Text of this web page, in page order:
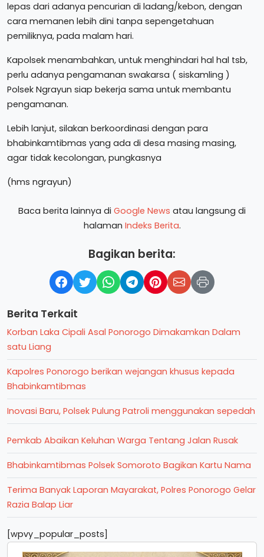
lepas dari adanya pencurian di ladang/kebon, dengan
cara memanen lebih dini tanpa sepengetahuan
pemiliknya, pada malam hari.
Kapolsek menambahkan, untuk menghindari hal hal tsb,
perlu adanya pengamanan swakarsa ( siskamling )
Polsek Ngrayun siap bekerja sama untuk membantu
pengamanan.
Lebih lanjut, silakan berkoordinasi dengan para
bhabinkamtibmas yang ada di desa masing masing,
agar tidak kecolongan, pungkasnya
(hms ngrayun)
Baca berita lainnya di Google News atau langsung di
halaman Indeks Berita.
Bagikan berita:
Berita Terkait
Korban Laka Cipali Asal Ponorogo Dimakamkan Dalam
satu Liang
Kapolres Ponorogo berikan wejangan khusus kepada
Bhabinkamtibmas
Inovasi Baru, Polsek Pulung Patroli menggunakan sepedah
Pemkab Abaikan Keluhan Warga Tentang Jalan Rusak
Bhabinkamtibmas Polsek Somoroto Bagikan Kartu Nama
Terima Banyak Laporan Mayarakat, Polres Ponorogo Gelar
Razia Balap Liar
[wpvy_popular_posts]